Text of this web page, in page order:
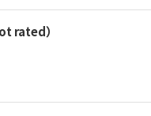
rated）